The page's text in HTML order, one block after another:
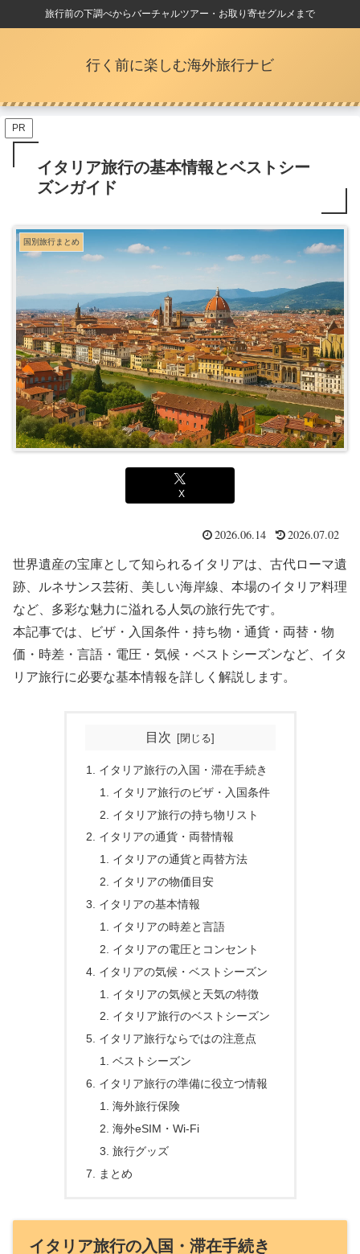
旅行前の下調べからバーチャルツアー・お取り寄せグルメまで
行く前に楽しむ海外旅行ナビ
PR
イタリア旅行の基本情報とベストシー
ズンガイド
国別旅行まとめ
X
2026.06.14 2026.07.02
世界遺産の宝庫として知られるイタリアは、古代ローマ遺
跡、ルネサンス芸術、美しい海岸線、本場のイタリア料理
など、多彩な魅力に溢れる人気の旅行先です。
本記事では、ビザ・入国条件・持ち物・通貨・両替・物
価・時差・言語・電圧・気候・ベストシーズンなど、イタ
リア旅行に必要な基本情報を詳しく解説します。
目次
イタリア旅行の入国・滞在手続き
イタリア旅行のビザ・入国条件
イタリア旅行の持ち物リスト
イタリアの通貨・両替情報
イタリアの通貨と両替方法
イタリアの物価目安
イタリアの基本情報
イタリアの時差と言語
イタリアの電圧とコンセント
イタリアの気候・ベストシーズン
イタリアの気候と天気の特徴
イタリア旅行のベストシーズン
イタリア旅行ならではの注意点
ベストシーズン
イタリア旅行の準備に役立つ情報
海外旅行保険
海外eSIM・Wi-Fi
旅行グッズ
まとめ
イタリア旅行の入国・滞在手続き